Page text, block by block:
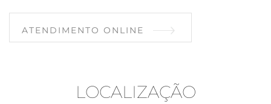
ATENDIMENTO ONLINE
LOCALIZAÇÃO